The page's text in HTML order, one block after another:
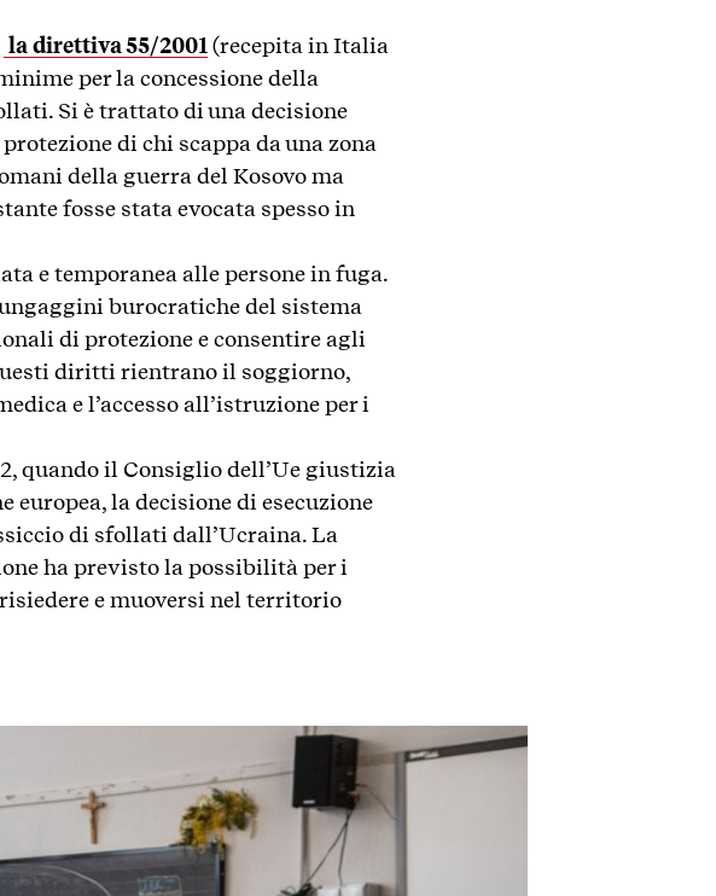
la direttiva 55/2001 (recepita in Italia
per la concessione della
Si è trattato di una decisione
di chi scappa da una zona
della guerra del Kosovo ma
fosse stata evocata spesso in
e temporanea alle persone in fuga.
burocratiche del sistema
di protezione e consentire agli
diritti rientrano il soggiorno,
e l’accesso all’istruzione per i
quando il Consiglio dell’Ue giustizia
la decisione di esecuzione
di sfollati dall’Ucraina. La
ha previsto la possibilità per i
e muoversi nel territorio